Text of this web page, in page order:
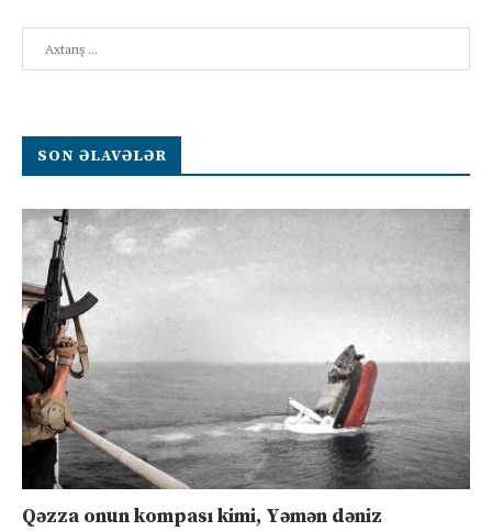
SON ƏLAVƏLƏR
Qəzza onun kompası kimi, Yəmən dəniz